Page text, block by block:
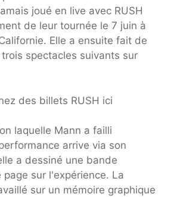
joué en live avec RUSH
de leur tournée le 7 juin à
Elle a ensuite fait de
spectacles suivants sur
des billets RUSH ici
laquelle Mann a failli
arrive via son
a dessiné une bande
sur l'expérience. La
sur un mémoire graphique